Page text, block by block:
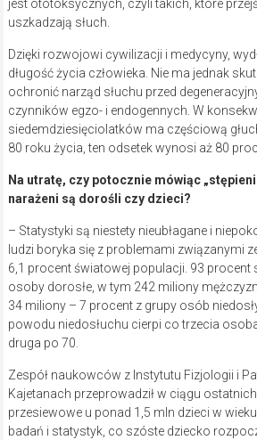
jest ototoksycznych, czyli takich, które
uszkadzają słuch.
Dzięki rozwojowi cywilizacji i medycyny,
długość życia człowieka. Nie ma jednak
ochronić narząd słuchu przed
czynników egzo- i endogennych. W
siedemdziesięciolatków ma częściową
80 roku życia, ten odsetek wynosi aż 80
Na utratę, czy potocznie mówiąc
narażeni są dorośli czy dzieci?
– Statystyki są niestety nieubłagane i
ludzi boryka się z problemami związanymi
6,1 procent światowej populacji. 93
osoby dorosłe, w tym 242 miliony
34 miliony – 7 procent z grupy osób
powodu niedosłuchu cierpi co trzecia
druga po 70.
Zespół naukowców z Instytutu Fizjologii i
Kajetanach przeprowadził w ciągu
przesiewowe u ponad 1,5 mln dzieci w
badań i statystyk, co szóste dziecko